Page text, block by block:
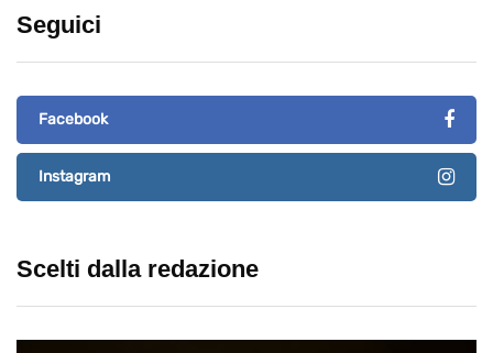
Seguici
Facebook
Instagram
Scelti dalla redazione